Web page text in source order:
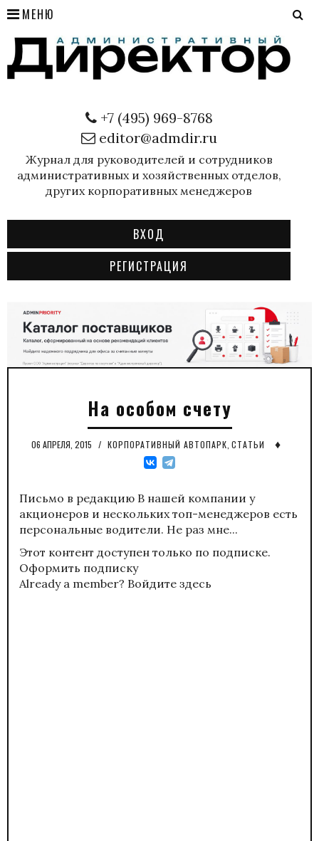
МЕНЮ
+7 (495) 969-8768
editor@admdir.ru
Журнал для руководителей и сотрудников
административных и хозяйственных отделов,
других корпоративных менеджеров
ВХОД
РЕГИСТРАЦИЯ
На особом счету
06 АПРЕЛЯ, 2015 / КОРПОРАТИВНЫЙ АВТОПАРК СТАТЬИ ♦
Письмо в редакцию В нашей компании у
акционеров и нескольких топ-менеджеров есть
персональные водители. Не раз мне...
Этот контент доступен только по подписке.
Оформить подписку
Already a member? Войдите здесь